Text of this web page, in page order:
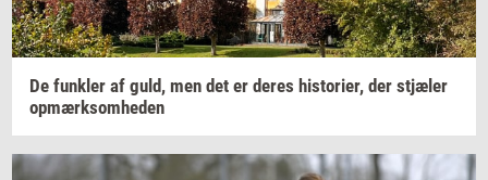
De funk­ler af guld, men det er deres hi­sto­ri­er, der stjæ­ler
op­mærk­som­he­den